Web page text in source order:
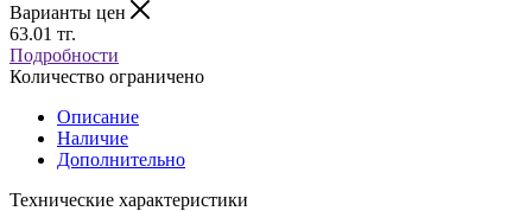
Варианты цен
63.01 тг.
Подробности
Количество ограничено
Описание
Наличие
Дополнительно
Технические характеристики